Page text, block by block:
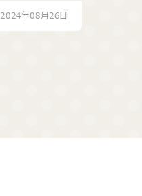
2024年08月26日